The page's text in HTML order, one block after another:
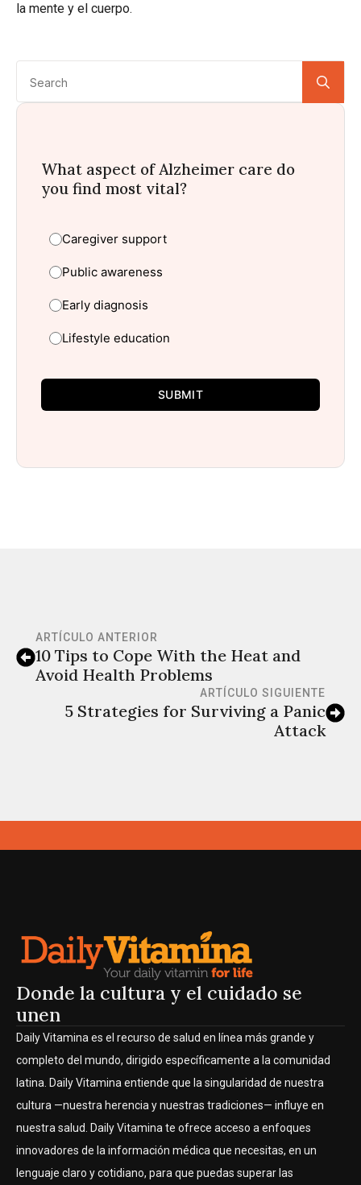
la mente y el cuerpo.
What aspect of Alzheimer care do
you find most vital?
Caregiver support
Public awareness
Early diagnosis
Lifestyle education
SUBMIT
ARTÍCULO ANTERIOR
10 Tips to Cope With the Heat and
Avoid Health Problems
ARTÍCULO SIGUIENTE
5 Strategies for Surviving a Panic
Attack
Donde la cultura y el cuidado se
unen
Daily Vitamina es el recurso de salud en línea más grande y
completo del mundo, dirigido específicamente a la comunidad
latina. Daily Vitamina entiende que la singularidad de nuestra
cultura —nuestra herencia y nuestras tradiciones— influye en
nuestra salud. Daily Vitamina te ofrece acceso a enfoques
innovadores de la información médica que necesitas, en un
lenguaje claro y cotidiano, para que puedas superar las